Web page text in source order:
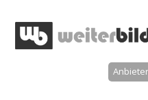
navigation
Suche